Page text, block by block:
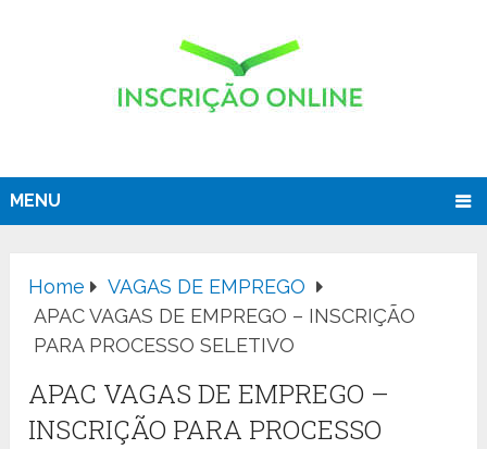
MENU
Home
VAGAS DE EMPREGO
APAC VAGAS DE EMPREGO – INSCRIÇÃO
PARA PROCESSO SELETIVO
APAC VAGAS DE EMPREGO –
INSCRIÇÃO PARA PROCESSO